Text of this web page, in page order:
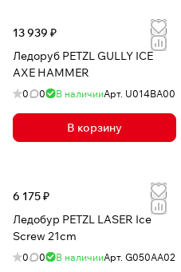
13 939 ₽
Ледоруб PETZL GULLY ICE
AXE HAMMER
0 0 В наличииАрт. U014BA00
В корзину
6 175 ₽
Ледобур PETZL LASER Ice
Screw 21cm
0 0 В наличииАрт. G050AA02